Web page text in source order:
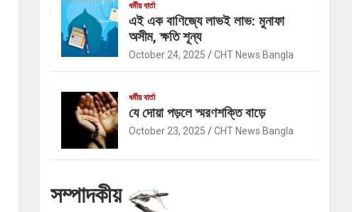
ধর্মীয় বার্তা
এই এক বাণিজ্যে লাভই লাভ: মুনাফা
অসীম, ক্ষতি শূন্য
October 24, 2025 CHT News Bangla
ধর্মীয় বার্তা
যে দোয়া পড়লে স্মরণশক্তি বাড়ে
October 23, 2025 CHT News Bangla
সম্পাদকীয়